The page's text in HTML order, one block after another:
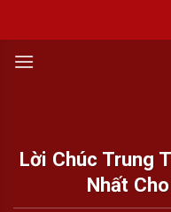
content
Lời Chúc Trung
Nhất